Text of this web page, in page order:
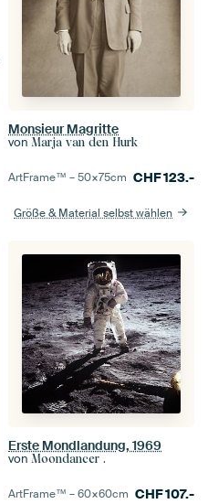
Monsieur Magritte
von Marja van den Hurk
ArtFrame™ –50×75cm CHF123.-
Größe & Material selbst wählen
Erste Mondlandung, 1969
von Moondancer .
ArtFrame™ –60×60cm CHF107.-